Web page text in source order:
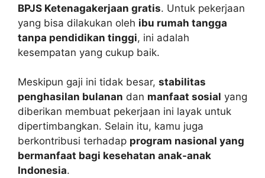
BPJS Ketenagakerjaan gratis. Untuk pekerjaan
yang bisa dilakukan oleh ibu rumah tangga
tanpa pendidikan tinggi, ini adalah
kesempatan yang cukup baik.
Meskipun gaji ini tidak besar, stabilitas
penghasilan bulanan dan manfaat sosial yang
diberikan membuat pekerjaan ini layak untuk
dipertimbangkan. Selain itu, kamu juga
berkontribusi terhadap program nasional yang
bermanfaat bagi kesehatan anak-anak
Indonesia.